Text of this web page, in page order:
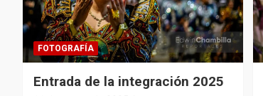
FOTOGRAFÍA
Entrada de la integración 2025